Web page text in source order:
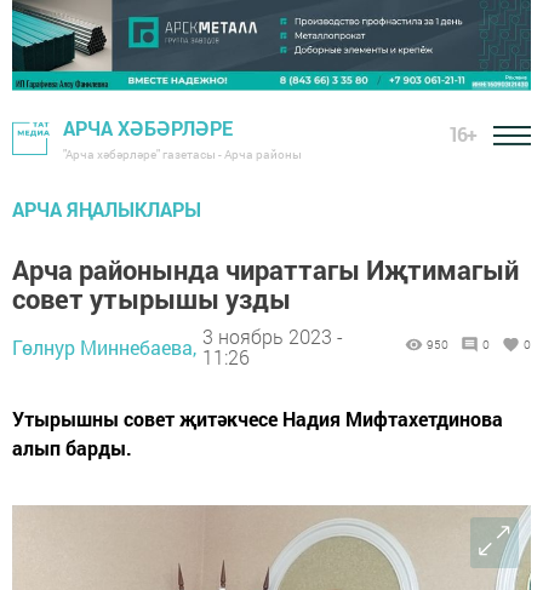
АРЧА ХӘБӘРЛӘРЕ
"Арча хәбәрләре" газетасы - Арча районы
16+
АРЧА ЯҢАЛЫКЛАРЫ
Арча районында чираттагы Иҗтимагый
совет утырышы узды
Гөлнур Миннебаева, 3 ноябрь 2023 -
11:26
950 0 0
Утырышны совет җитәкчесе Надия Мифтахетдинова
алып барды.